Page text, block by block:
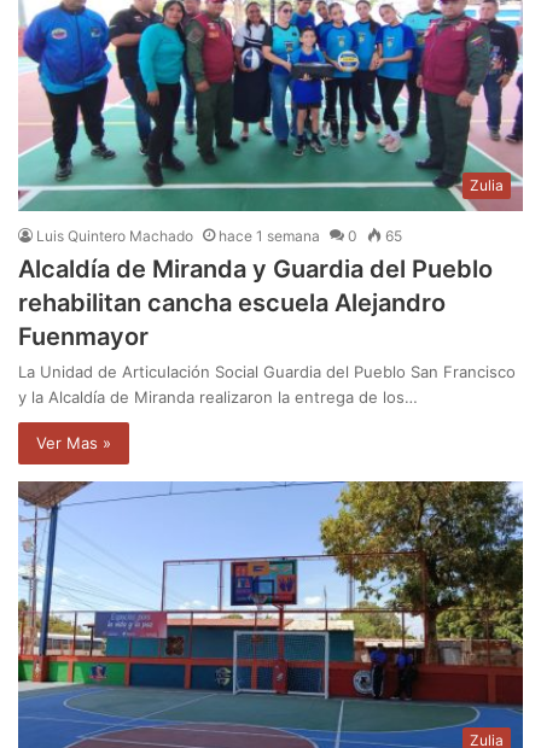
Zulia
Luis Quintero Machado hace 1 semana 0 65
Alcaldía de Miranda y Guardia del Pueblo
rehabilitan cancha escuela Alejandro
Fuenmayor
La Unidad de Articulación Social Guardia del Pueblo San Francisco
y la Alcaldía de Miranda realizaron la entrega de los…
Ver Mas »
Zulia